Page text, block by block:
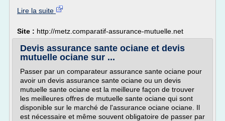
Lire la suite
Site : http://metz.comparatif-assurance-mutuelle.net
Devis assurance sante ociane et devis
mutuelle ociane sur ...
Passer par un comparateur assurance sante ociane pour
avoir un devis assurance sante ociane ou un devis
mutuelle sante ociane est la meilleure façon de trouver
les meilleures offres de mutuelle sante ociane qui sont
disponible sur le marché de l'assurance ociane ociane. Il
est nécessaire et même souvent obligatoire de passer par